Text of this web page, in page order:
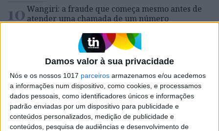
Damos valor à sua privacidade
Nós e os nossos 1017 parceiros armazenamos e/ou acedemos
a informações num dispositivo, como cookies, e processamos
dados pessoais, como identificadores únicos e informações
padrão enviadas por um dispositivo para publicidade e
conteúdos personalizados, medição de publicidade e
conteúdos, pesquisa de audiências e desenvolvimento de
10Wangiri: a fraude que começa mesmo antes de
atender uma chamada de um número
MAIS NA VISÃO